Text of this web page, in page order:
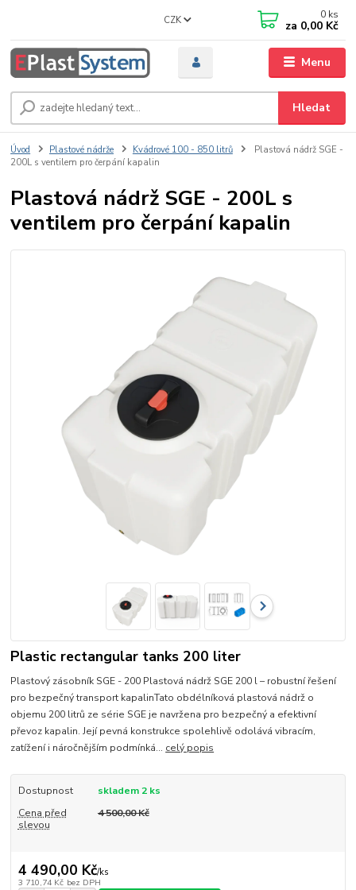
Menu
CZK
Hledat
0 ks
za 0,00 Kč
Úvod Plastové nádrže Kvádrové 100 - 850 litrů
Plastová nádrž SGE -
200L s ventilem pro čerpání kapalin
Plastová nádrž SGE - 200L s
ventilem pro čerpání kapalin
Plastic rectangular tanks 200 liter
Plastový zásobník SGE - 200 Plastová nádrž SGE 200 l – robustní řešení
pro bezpečný transport kapalinTato obdélníková plastová nádrž o
objemu 200 litrů ze série SGE je navržena pro bezpečný a efektivní
převoz kapalin. Její pevná konstrukce spolehlivě odolává vibracím,
zatížení i náročnějším podmínká... celý popis
Dostupnost
skladem 2 ks
Cena před
slevou
4 500,00 Kč
4 490,00 Kč/ks
3 710,74 Kč bez DPH